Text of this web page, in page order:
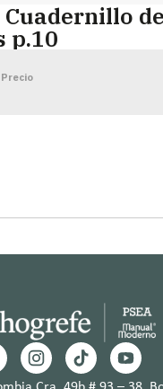
Cuadernillo de
p.10
Precio